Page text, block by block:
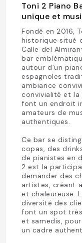
Toni 2 Piano
unique et
Fondé en 2016,
historique situé
Calle del
bar
autour d’un
espagnoles
ambiance
convivialité et la
font un endroit
amateurs de
authentiques.
Ce bar se
copas, des
de pianistes en
2 est la
demander des
artistes, créant
et chaleureuse.
diversité des
font un spot
et samedis,
un cadre